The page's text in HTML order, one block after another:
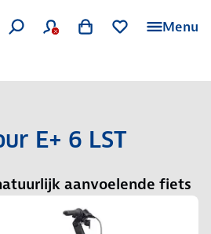
Menu
E+ 6 LST
aanvoelende fiets